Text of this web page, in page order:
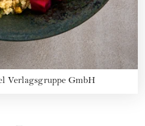
Verlagsgruppe GmbH